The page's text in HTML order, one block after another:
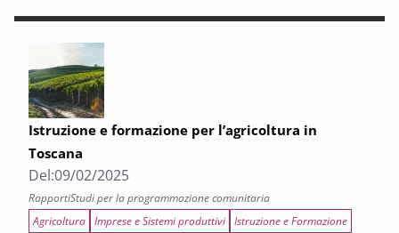
Istruzione e formazione per l’agricoltura in
Toscana
Del:09/02/2025
RapportiStudi per la programmazione comunitaria
Agricoltura Imprese e Sistemi produttivi Istruzione e Formazione